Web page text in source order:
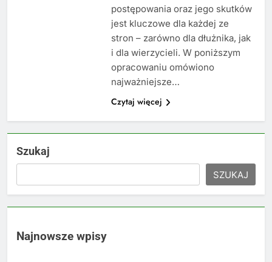
postępowania oraz jego skutków
jest kluczowe dla każdej ze
stron – zarówno dla dłużnika, jak
i dla wierzycieli. W poniższym
opracowaniu omówiono
najważniejsze…
Czytaj więcej
Szukaj
SZUKAJ
Najnowsze wpisy